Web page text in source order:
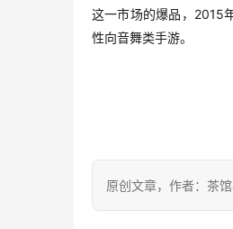
这一市场的爆品， 2015
性向音舞类手游。
原创文章，作者：茶